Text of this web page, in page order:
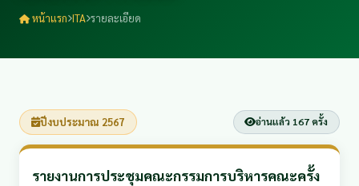
หน้าแรก ITA รายละเอียด
ปีงบประมาณ 2567 อ่านแล้ว 167 ครั้ง
รายงานการประชุมคณะกรรมการบริหารคณะครั้ง